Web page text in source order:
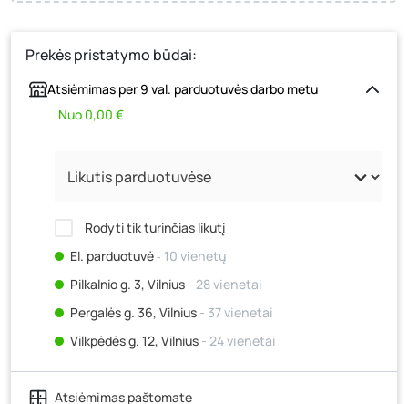
Prekės pristatymo būdai:
Atsiėmimas per 9 val. parduotuvės darbo metu
Nuo 0,00 €
Rodyti tik turinčias likutį
El. parduotuvė‐ 10 vienetų
Pilkalnio g. 3, Vilnius - 28 vienetai
Pergalės g. 36, Vilnius - 37 vienetai
Vilkpėdės g. 12, Vilnius - 24 vienetai
Ateities g. 15, Vilnius- 10 vienetų
Kauno r., Narsiečių k., Vytauto g. 183, Kaunas
Atsiėmimas paštomate